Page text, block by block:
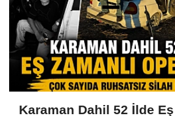
Karaman Dahil 52 İlde Eş